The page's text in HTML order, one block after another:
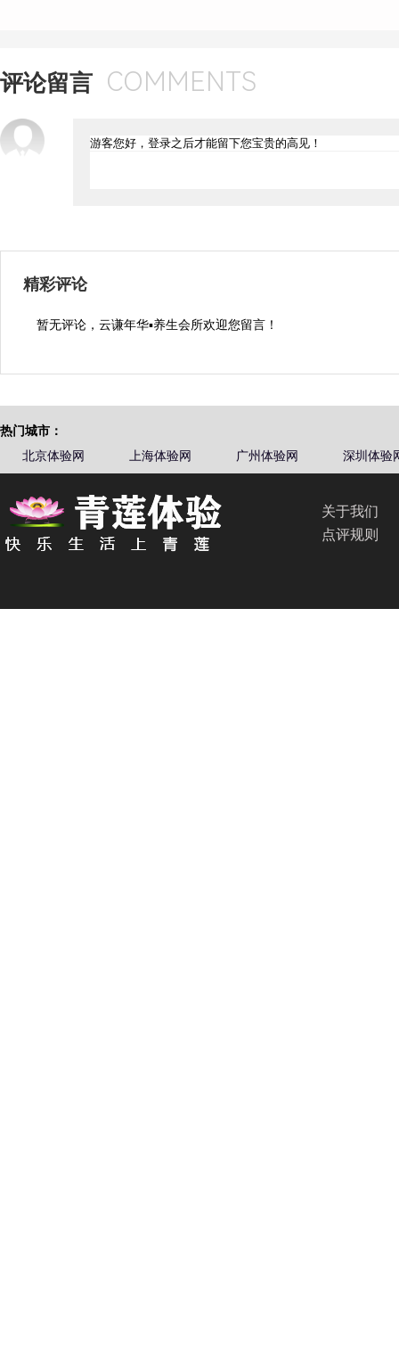
评论留言 COMMENTS
精彩评论
暂无评论，云谦年华▪养生会所欢迎您留言！
热门城市：
北京体验网
上海体验网 广州体验网 深圳体验
关于我们
点评规则